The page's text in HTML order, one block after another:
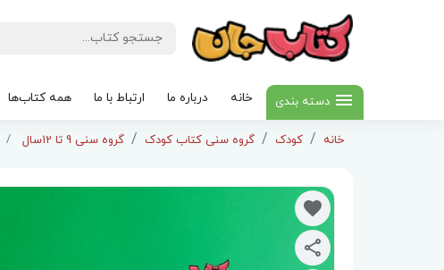
دسته بندی خانه درباره ما ارتباط با ما همه کتاب‌ها
خانه کودک گروه سنی کتاب کودک گروه سنی 9 تا 12سال